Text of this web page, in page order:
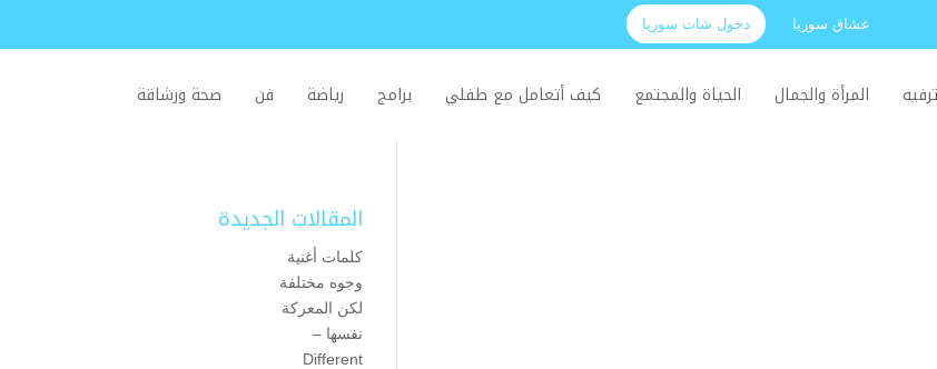
عشاق سوريا دخول شات سوريا
المرأة والجمال الحياة والمجتمع كيف أتعامل مع طفلي برامج رياضة فن صحة ورشاقة
المقالات الجديدة
كلمات أغنية
وجوه مختلفة
لكن المعركة
نفسها –
Different